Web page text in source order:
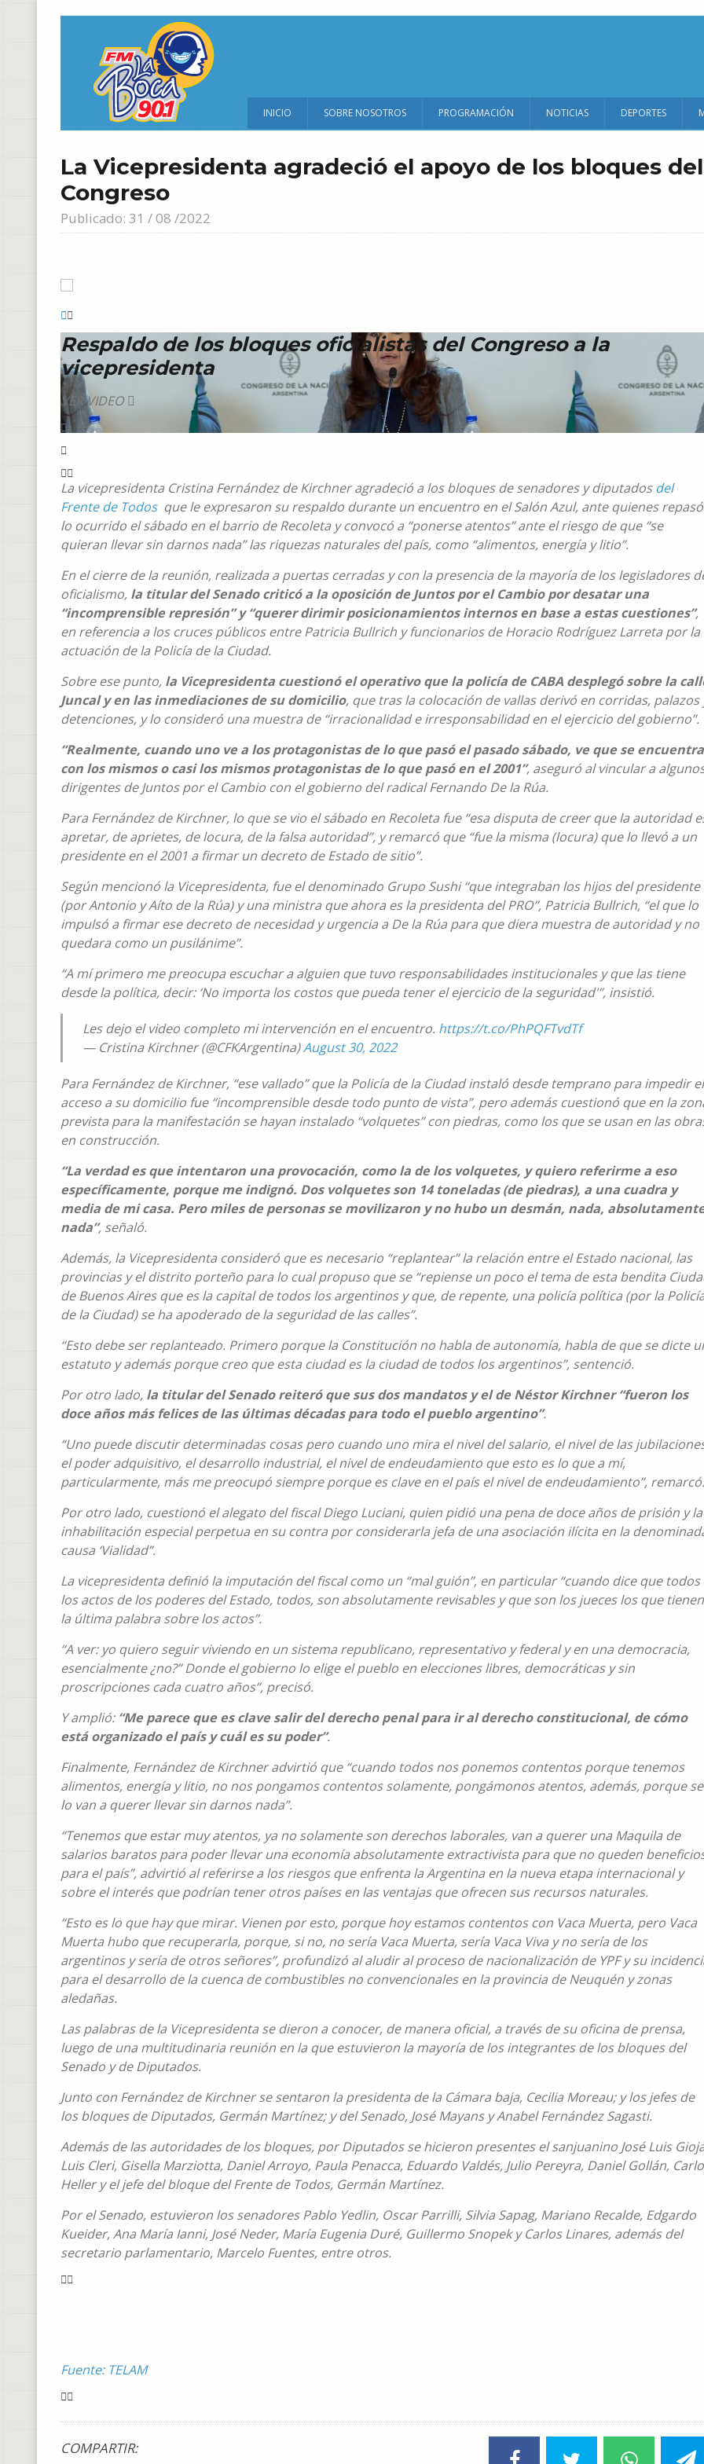
INICIO SOBRE NOSOTROS PROGRAMACIÓN NOTICIAS DEPORTES
La Vicepresidenta agradeció el apoyo de los bloques del
Congreso
Publicado: 31 / 08 /2022
Respaldo de los bloques oficialistas del Congreso a la
vicepresidenta
VER VIDEO
La vicepresidenta Cristina Fernández de Kirchner agradeció a los bloques de senadores y diputadosdel
Frente de Todos que le expresaron su respaldo durante un encuentro en el Salón Azul, ante quienes repasó
lo ocurrido el sábado en el barrio de Recoleta y convocó a “ponerse atentos” ante el riesgo de que “se
quieran llevar sin darnos nada” las riquezas naturales del país, como “alimentos, energía y litio”.
En el cierre de la reunión, realizada a puertas cerradas y con la presencia de la mayoría de los legisladores
oficialismo, la titular del Senado criticó a la oposición de Juntos por el Cambio por desatar una
“incomprensible represión” y “querer dirimir posicionamientos internos en base a estas cuestiones”,
en referencia a los cruces públicos entre Patricia Bullrich y funcionarios de Horacio Rodríguez Larreta por la
actuación de la Policía de la Ciudad.
Sobre ese punto, la Vicepresidenta cuestionó el operativo que la policía de CABA desplegó sobre la
Juncal y en las inmediaciones de su domicilio, que tras la colocación de vallas derivó en corridas, palazos
detenciones, y lo consideró una muestra de “irracionalidad e irresponsabilidad en el ejercicio del gobierno”.
“Realmente, cuando uno ve a los protagonistas de lo que pasó el pasado sábado, ve que se encuentra
con los mismos o casi los mismos protagonistas de lo que pasó en el 2001”, aseguró al vincular a
dirigentes de Juntos por el Cambio con el gobierno del radical Fernando De la Rúa.
Para Fernández de Kirchner, lo que se vio el sábado en Recoleta fue “esa disputa de creer que la autoridad
apretar, de aprietes, de locura, de la falsa autoridad”, y remarcó que “fue la misma (locura) que lo llevó a un
presidente en el 2001 a firmar un decreto de Estado de sitio”.
Según mencionó la Vicepresidenta, fue el denominado Grupo Sushi “que integraban los hijos del presidente
(por Antonio y Aíto de la Rúa) y una ministra que ahora es la presidenta del PRO”, Patricia Bullrich, “el que lo
impulsó a firmar ese decreto de necesidad y urgencia a De la Rúa para que diera muestra de autoridad y no
quedara como un pusilánime”.
“A mí primero me preocupa escuchar a alguien que tuvo responsabilidades institucionales y que las tiene
desde la política, decir: ‘No importa los costos que pueda tener el ejercicio de la seguridad'”, insistió.
Les dejo el video completo mi intervención en el encuentro. https://t.co/PhPQFTvdTf
— Cristina Kirchner (@CFKArgentina)August 30, 2022
Para Fernández de Kirchner, “ese vallado” que la Policía de la Ciudad instaló desde temprano para impedir el
acceso a su domicilio fue “incomprensible desde todo punto de vista”, pero además cuestionó que en la
prevista para la manifestación se hayan instalado “volquetes” con piedras, como los que se usan en las
en construcción.
“La verdad es que intentaron una provocación, como la de los volquetes, y quiero referirme a eso
específicamente, porque me indignó. Dos volquetes son 14 toneladas (de piedras), a una cuadra y
media de mi casa. Pero miles de personas se movilizaron y no hubo un desmán, nada,
nada”, señaló.
Además, la Vicepresidenta consideró que es necesario “replantear” la relación entre el Estado nacional, las
provincias y el distrito porteño para lo cual propuso que se “repiense un poco el tema de esta bendita
de Buenos Aires que es la capital de todos los argentinos y que, de repente, una policía política (por la
de la Ciudad) se ha apoderado de la seguridad de las calles”.
“Esto debe ser replanteado. Primero porque la Constitución no habla de autonomía, habla de que se dicte
estatuto y además porque creo que esta ciudad es la ciudad de todos los argentinos”, sentenció.
Por otro lado, la titular del Senado reiteró que sus dos mandatos y el de Néstor Kirchner “fueron los
doce años más felices de las últimas décadas para todo el pueblo argentino”.
“Uno puede discutir determinadas cosas pero cuando uno mira el nivel del salario, el nivel de las
el poder adquisitivo, el desarrollo industrial, el nivel de endeudamiento que esto es lo que a mí,
particularmente, más me preocupó siempre porque es clave en el país el nivel de endeudamiento”, remarcó.
Por otro lado, cuestionó el alegato del fiscal Diego Luciani, quien pidió una pena de doce años de prisión y la
inhabilitación especial perpetua en su contra por considerarla jefa de una asociación ilícita en la
causa ‘Vialidad”.
La vicepresidenta definió la imputación del fiscal como un “mal guión”, en particular “cuando dice que todos
los actos de los poderes del Estado, todos, son absolutamente revisables y que son los jueces los que tienen
la última palabra sobre los actos”.
“A ver: yo quiero seguir viviendo en un sistema republicano, representativo y federal y en una democracia,
esencialmente ¿no?” Donde el gobierno lo elige el pueblo en elecciones libres, democráticas y sin
proscripciones cada cuatro años”, precisó.
Y amplió: “Me parece que es clave salir del derecho penal para ir al derecho constitucional, de cómo
está organizado el país y cuál es su poder”.
Finalmente, Fernández de Kirchner advirtió que “cuando todos nos ponemos contentos porque tenemos
alimentos, energía y litio, no nos pongamos contentos solamente, pongámonos atentos, además, porque se
lo van a querer llevar sin darnos nada”.
“Tenemos que estar muy atentos, ya no solamente son derechos laborales, van a querer una Maquila de
salarios baratos para poder llevar una economía absolutamente extractivista para que no queden
para el país”, advirtió al referirse a los riesgos que enfrenta la Argentina en la nueva etapa internacional y
sobre el interés que podrían tener otros países en las ventajas que ofrecen sus recursos naturales.
“Esto es lo que hay que mirar. Vienen por esto, porque hoy estamos contentos con Vaca Muerta, pero Vaca
Muerta hubo que recuperarla, porque, si no, no sería Vaca Muerta, sería Vaca Viva y no sería de los
argentinos y sería de otros señores”, profundizó al aludir al proceso de nacionalización de YPF y su
para el desarrollo de la cuenca de combustibles no convencionales en la provincia de Neuquén y zonas
aledañas.
Las palabras de la Vicepresidenta se dieron a conocer, de manera oficial, a través de su oficina de prensa,
luego de una multitudinaria reunión en la que estuvieron la mayoría de los integrantes de los bloques del
Senado y de Diputados.
Junto con Fernández de Kirchner se sentaron la presidenta de la Cámara baja, Cecilia Moreau; y los jefes de
los bloques de Diputados, Germán Martínez; y del Senado, José Mayans y Anabel Fernández Sagasti.
Además de las autoridades de los bloques, por Diputados se hicieron presentes el sanjuanino José Luis
Luis Cleri, Gisella Marziotta, Daniel Arroyo, Paula Penacca, Eduardo Valdés, Julio Pereyra, Daniel Gollán,
Heller y el jefe del bloque del Frente de Todos, Germán Martínez.
Por el Senado, estuvieron los senadores Pablo Yedlin, Oscar Parrilli, Silvia Sapag, Mariano Recalde, Edgardo
Kueider, Ana María Ianni, José Neder, María Eugenia Duré, Guillermo Snopek y Carlos Linares, además del
secretario parlamentario, Marcelo Fuentes, entre otros.
Fuente: TELAM
COMPARTIR: